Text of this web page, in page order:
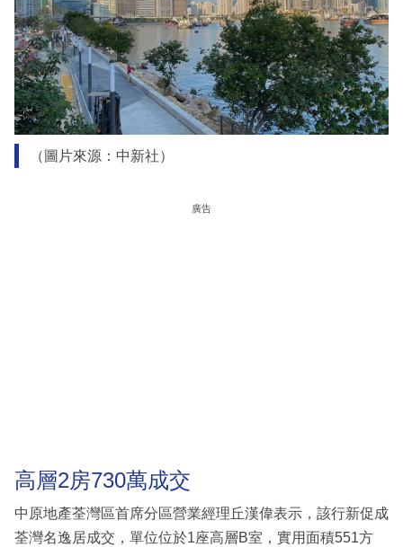
（圖片來源：中新社）
廣告
高層2房730萬成交
中原地產荃灣區首席分區營業經理丘漢偉表示，該行新促成
荃灣名逸居成交，單位位於1座高層B室，實用面積551方